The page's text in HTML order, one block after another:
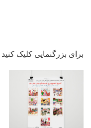
برای بزرگنمایی کلیک کنید